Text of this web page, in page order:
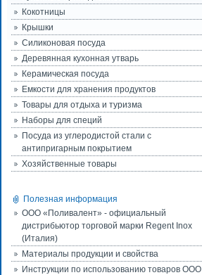
Кокотницы
Крышки
Силиконовая посуда
Деревянная кухонная утварь
Керамическая посуда
Емкости для хранения продуктов
Товары для отдыха и туризма
Наборы для специй
Посуда из углеродистой стали с
антипригарным покрытием
Хозяйственные товары
Полезная информация
ООО «Поливалент» - официальный
дистрибьютор торговой марки Regent Inox
(Италия)
Материалы продукции и свойства
Инструкции по использованию товаров ООО